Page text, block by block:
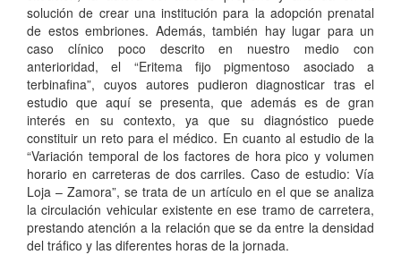
solución de crear una institución para la adopción prenatal
de estos embriones. Además, también hay lugar para un
caso clínico poco descrito en nuestro medio con
anterioridad, el “Eritema fijo pigmentoso asociado a
terbinafina”, cuyos autores pudieron diagnosticar tras el
estudio que aquí se presenta, que además es de gran
interés en su contexto, ya que su diagnóstico puede
constituir un reto para el médico. En cuanto al estudio de la
“Variación temporal de los factores de hora pico y volumen
horario en carreteras de dos carriles. Caso de estudio: Vía
Loja – Zamora”, se trata de un artículo en el que se analiza
la circulación vehicular existente en ese tramo de carretera,
prestando atención a la relación que se da entre la densidad
del tráfico y las diferentes horas de la jornada.